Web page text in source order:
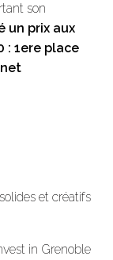
son
un prix aux
: 1ere place
et créatifs
in Grenoble